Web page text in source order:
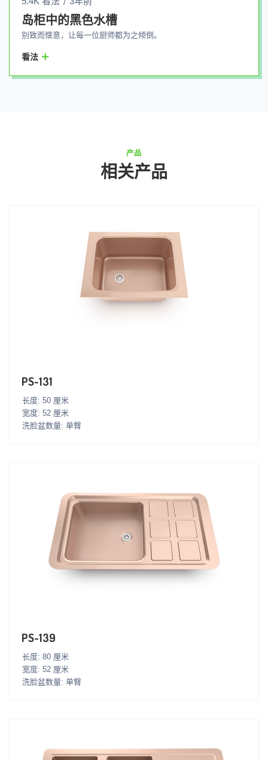
岛柜中的黑色水槽
别致而惬意，让每一位厨师都为之倾倒。
看法
产品
相关产品
PS-131
长度: 50 厘米
宽度: 52 厘米
洗脸盆数量: 单臀
PS-139
长度: 80 厘米
宽度: 52 厘米
洗脸盆数量: 单臀